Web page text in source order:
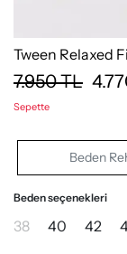
Tween Relaxed
7.950TL
Sepette
Beden
Beden seçenekleri
38 40 42